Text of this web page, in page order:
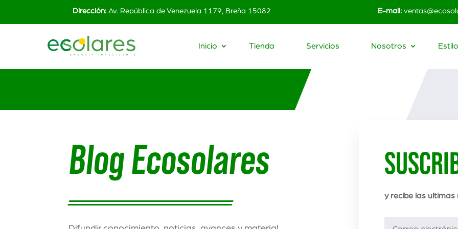
Dirección: Av. República de Venezuela 1179, Breña 15082 E-mail:
Inicio Tienda Servicios Nosotros
Blog Ecosolares
y recibe las ultimas